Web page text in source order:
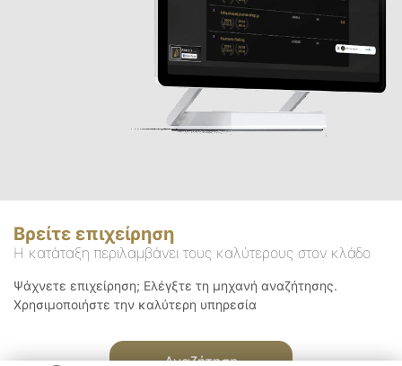
Βρείτε επιχείρηση
Η κατάταξη περιλαμβάνει τους καλύτερους στον κλάδο
Ψάχνετε επιχείρηση; Ελέγξτε τη μηχανή αναζήτησης.
Χρησιμοποιήστε την καλύτερη υπηρεσία
Αναζήτηση